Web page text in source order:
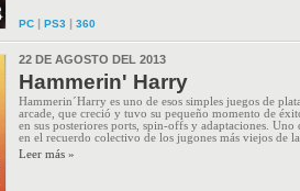
PC | PS3 | 360
22 DE AGOSTO DEL 2013
Hammerin' Harry
Hammerin´Harry es uno de esos simples juegos de
arcade, que creció y tuvo su pequeño momento de
en sus posteriores ports, spin-offs y adaptaciones. Uno
en el recuerdo colectivo de los jugones más viejos de
Leer más »